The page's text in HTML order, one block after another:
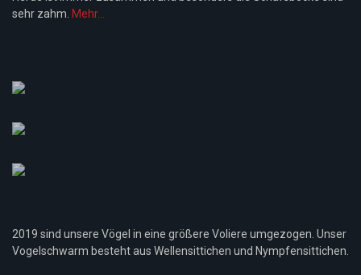
sehr zahm. Mehr...
2019 sind unsere Vögel in eine größere Voliere umgezogen. Unser
Vogelschwarm besteht aus Wellensittichen und Nympfensittichen.